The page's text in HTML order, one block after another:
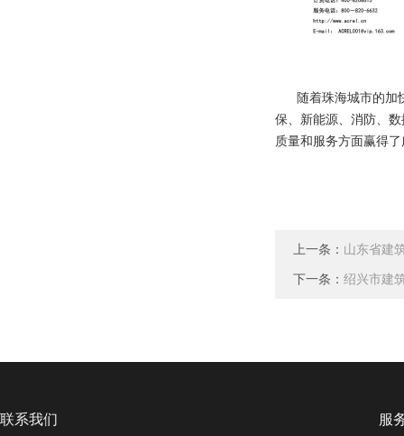
随着珠海城市的加快
保、新能源、消防、
质量和服务方面赢得
上一条： 山东省建
下一条： 绍兴市建
联系我们 服